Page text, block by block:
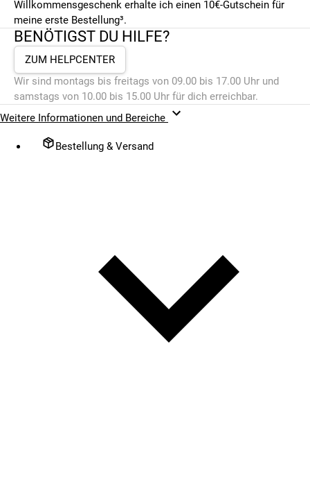
Willkommensgeschenk erhalte ich einen 10€-Gutschein für
meine erste Bestellung³.
BENÖTIGST DU HILFE?
ZUM HELPCENTER
Wir sind montags bis freitags von 09.00 bis 17.00 Uhr und
samstags von 10.00 bis 15.00 Uhr für dich erreichbar.
Weitere Informationen und Bereiche
Bestellung & Versand